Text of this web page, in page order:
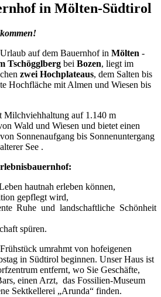
in Mölten-Südtirol
auf dem Bauernhof in Mölten -
Tschögglberg bei Bozen, liegt im
zwei Hochplateaus, dem Salten bis
Hochfläche mit Almen und Wiesen bis
Milchviehhaltung auf 1.140 m
Wald und Wiesen und bietet einen
Sonnenaufgang bis Sonnenuntergang
See .
hautnah erleben können,
gepflegt wird,
Ruhe und landschaftliche Schönheit
spüren.
umrahmt von hofeigenen
in Südtirol beginnen. Unser Haus ist
entfernt, wo Sie Geschäfte,
einen Arzt, das Fossilien-Museum
Sektkellerei „Arunda“ finden.